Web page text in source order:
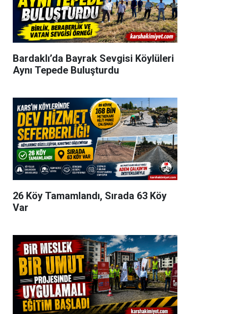
Bardaklı’da Bayrak Sevgisi Köylüleri
Aynı Tepede Buluşturdu
26 Köy Tamamlandı, Sırada 63 Köy
Var